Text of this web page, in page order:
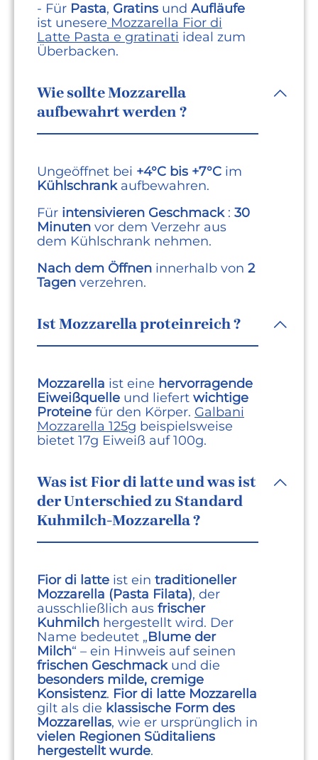
- Für Pasta, Gratins und Aufläufe
ist unesere Mozzarella Fior di
Latte Pasta e gratinati ideal zum
Überbacken.
Wie sollte Mozzarella
aufbewahrt werden ?
Ungeöffnet bei +4°C bis +7°C im
Kühlschrank aufbewahren.
Für intensivieren Geschmack: 30
Minuten vor dem Verzehr aus
dem Kühlschrank nehmen.
Nach dem Öffnen innerhalb von 2
Tagen verzehren.
Ist Mozzarella proteinreich ?
Mozzarella ist eine hervorragende
Eiweißquelle und liefert wichtige
Proteine für den Körper. Galbani
Mozzarella 125g beispielsweise
bietet 17g Eiweiß auf 100g.
Was ist Fior di latte und was ist
der Unterschied zu Standard
Kuhmilch-Mozzarella ?
Fior di latte ist ein traditioneller
Mozzarella (Pasta Filata), der
ausschließlich aus frischer
Kuhmilch hergestellt wird. Der
Name bedeutet „Blume der
Milch“ – ein Hinweis auf seinen
frischen Geschmackund die
besonders milde, cremige
Konsistenz. Fior di latte Mozzarella
gilt als die klassische Form des
Mozzarellas, wie er ursprünglich in
vielen Regionen Süditaliens
hergestellt wurde.